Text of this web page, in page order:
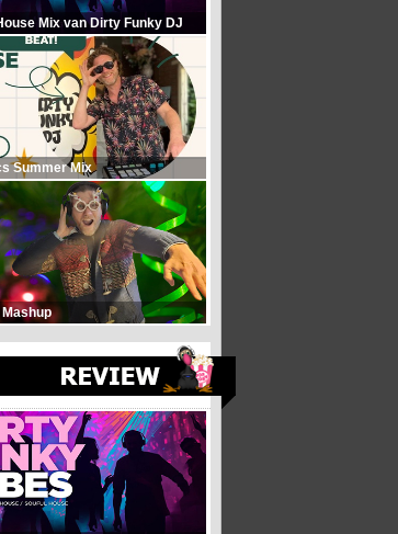
Mix van Dirty Funky DJ
Summer Mix